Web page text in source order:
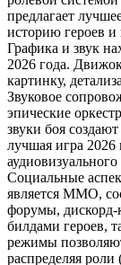
предлагает
историю героев и
Графика и звук
2026 года.
картинку,
Звуковое
эпические
звуки боя
лучшая игра 2026
Социальные
является MMO,
форумы, дискорд-
билдами героев,
режимы
распределяя